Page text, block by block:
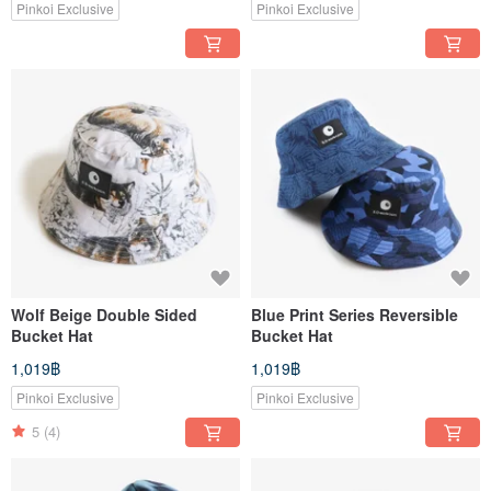
Pinkoi Exclusive Pinkoi Exclusive
Wolf Beige Double Sided
Bucket Hat
1,019฿
Pinkoi Exclusive
5 (4)
Blue Print Series Reversible
Bucket Hat
1,019฿
Pinkoi Exclusive